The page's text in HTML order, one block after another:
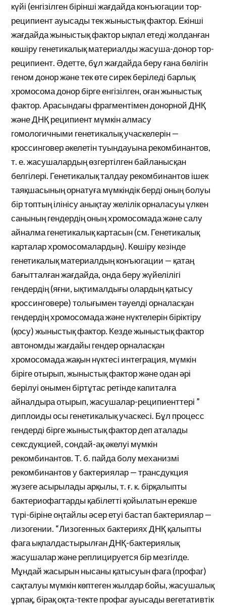
күйі (енгізілген бірінші жағдайда конъюгации тор-
реципиент ауысады тек жыныстық фактор. Екінші
жағдайда жыныстық фактор ықпал етеді жолданған
көшіру генетикалық материалды жасуша-донор тор-
реципиент. Әдетте, бұл жағдайда беру ғана бөлігін
геном донор және тек өте сирек беріледі барлық
хромосома донор бірге енгізілген, оған жыныстық
фактор. Арасындағы фрагментімен донорной ДНҚ
және ДНҚ реципиент мүмкін алмасу
гомологичными генетикалық учаскелерін —
кроссинговер әкелетін туындауына рекомбинантов,
т. е. жасушалардың өзгертілген байланысқан
белгілері. Генетикалық талдау рекомбинантов ішек
таяқшасының орнатуға мүмкіндік берді оның болуы
бір топтың ілінісу анықтау желілік орналасуы үлкен
санының гендердің оның хромосомада және салу
айналма генетикалық картасын (см. Генетикалық
карталар хромосомалардың). Көшіру кезінде
генетикалық материалдың конъюгации — қатаң
бағытталған жағдайда, онда беру жүйелілігі
гендердің (яғни, ықтималдығы олардың қатысу
кроссинговере) толығымен тәуелді орналасқан
гендердің хромосомада және нүктелерін біріктіру
(қосу) жыныстық фактор. Кезде жыныстық фактор
автономды жағдайы гендер орналасқан
хромосомада жақын нүктесі интеграция, мүмкін
біріге отырып, жыныстық фактор және одан әрі
берілуі онымен біртұтас ретінде капиталға
айналдыра отырып, жасушалар-реципиенттері ”
диплоиды осы генетикалық учаскесі. Бұл процесс
гендерді бірге жыныстық фактор деп аталады
сексдукцией, сондай-ақ әкелуі мүмкін
рекомбинантов. Т. б. пайда болу механизмі
рекомбинантов у бактериялар — трансдукция
жүзеге асырылады арқылы, т. ғ. к. бірқалыпты
бактериофагтарды қабілетті қойылатын ерекше
түрі-біріне оңтайлы әсер етуі бастап бактериялар —
лизогении. “Лизогенных бактериях ДНҚ қалыпты
фага ықпалдастырылған ДНҚ-бактериялық
жасушалар және реплицируется бір мезгілде.
Мұндай жасырын нысаны қатысуын фага (профаг)
сақталуы мүмкін көптеген жылдар бойы, жасушалық
ұрпақ, бірақ оқта-текте профаг ауысады вегетативтік